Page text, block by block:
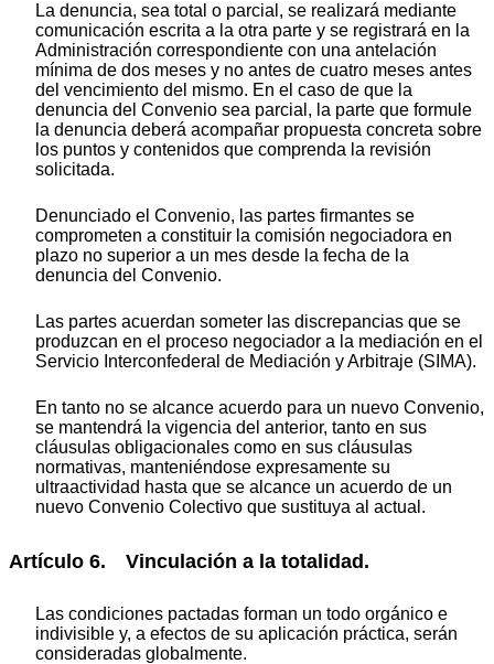
La denuncia, sea total o parcial, se realizará mediante
comunicación escrita a la otra parte y se registrará en la
Administración correspondiente con una antelación
mínima de dos meses y no antes de cuatro meses antes
del vencimiento del mismo. En el caso de que la
denuncia del Convenio sea parcial, la parte que formule
la denuncia deberá acompañar propuesta concreta sobre
los puntos y contenidos que comprenda la revisión
solicitada.
Denunciado el Convenio, las partes firmantes se
comprometen a constituir la comisión negociadora en
plazo no superior a un mes desde la fecha de la
denuncia del Convenio.
Las partes acuerdan someter las discrepancias que se
produzcan en el proceso negociador a la mediación en el
Servicio Interconfederal de Mediación y Arbitraje (SIMA).
En tanto no se alcance acuerdo para un nuevo Convenio,
se mantendrá la vigencia del anterior, tanto en sus
cláusulas obligacionales como en sus cláusulas
normativas, manteniéndose expresamente su
ultraactividad hasta que se alcance un acuerdo de un
nuevo Convenio Colectivo que sustituya al actual.
Artículo 6. Vinculación a la totalidad.
Las condiciones pactadas forman un todo orgánico e
indivisible y, a efectos de su aplicación práctica, serán
consideradas globalmente.